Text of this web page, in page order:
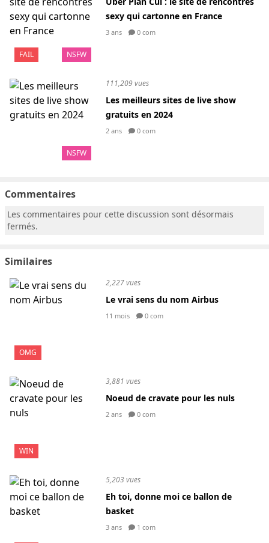
FAIL NSFW
sexy qui cartonne en France
3 ans 0 com
NSFW
111,209 vues
Les meilleurs sites de live show
gratuits en 2024
2 ans 0 com
Commentaires
Les commentaires pour cette discussion sont désormais
fermés.
Similaires
OMG
2,227 vues
Le vrai sens du nom Airbus
11 mois 0 com
WIN
3,881 vues
Noeud de cravate pour les nuls
2 ans 0 com
5,203 vues
Eh toi, donne moi ce ballon de
basket
3 ans 1 com